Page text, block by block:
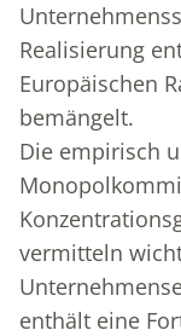
Realisierung
Europäischen
bemängelt.
Die empirisch
vermitteln
enthält eine